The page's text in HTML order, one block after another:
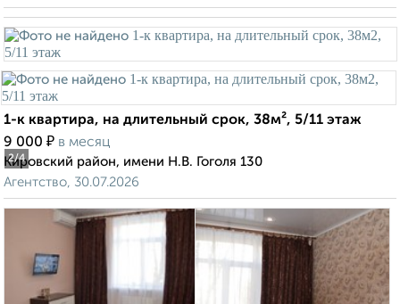
2/4
1-к квартира, на длительный срок, 38м², 5/11 этаж
9 000 ₽ в месяц
Кировский район, имени Н.В. Гоголя 130
Агентство, 30.07.2026